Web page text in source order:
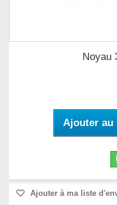
Noyau
Ajouter au
Ajouter à ma liste